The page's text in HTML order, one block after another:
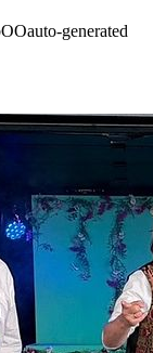
auto-generated